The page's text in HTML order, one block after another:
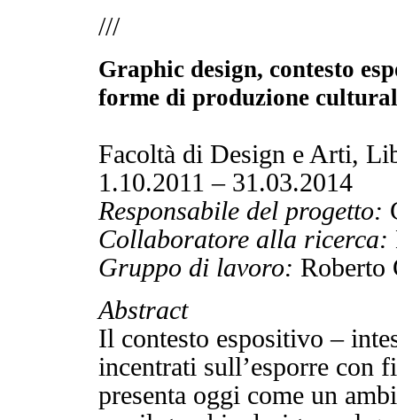
///
Graphic design, contesto
forme di produzione
Facoltà di Design e Arti,
1.10.2011 – 31.03.2014
Responsabile del progetto:
Collaboratore alla ricerca:
Gruppo di lavoro: Roberto
Abstract
Il contesto espositivo –
incentrati sull’esporre con
presenta oggi come un